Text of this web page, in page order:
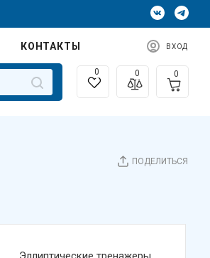
КОНТАКТЫ ВХОД
0 0 0
ПОДЕЛИТЬСЯ